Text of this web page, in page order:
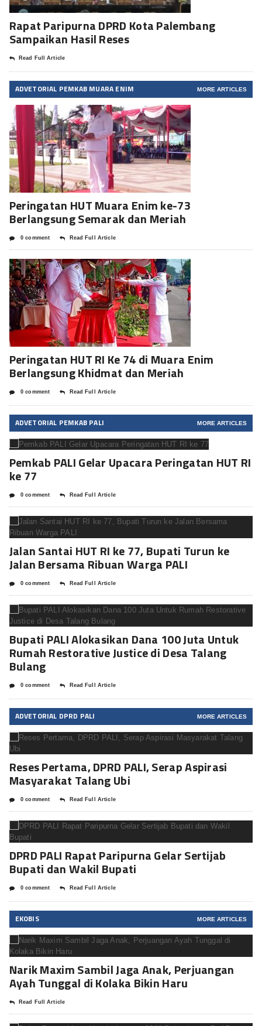
Rapat Paripurna DPRD Kota Palembang
Sampaikan Hasil Reses
Read Full Article
ADVETORIAL PEMKAB MUARA ENIM MORE ARTICLES
Peringatan HUT Muara Enim ke-73
Berlangsung Semarak dan Meriah
0 comment Read Full Article
Peringatan HUT RI Ke 74 di Muara Enim
Berlangsung Khidmat dan Meriah
0 comment Read Full Article
ADVETORIAL PEMKAB PALI MORE ARTICLES
Pemkab PALI Gelar Upacara Peringatan HUT RI
ke 77
0 comment Read Full Article
Jalan Santai HUT RI ke 77, Bupati Turun ke
Jalan Bersama Ribuan Warga PALI
0 comment Read Full Article
Bupati PALI Alokasikan Dana 100 Juta Untuk
Rumah Restorative Justice di Desa Talang
Bulang
0 comment Read Full Article
ADVETORIAL DPRD PALI MORE ARTICLES
Reses Pertama, DPRD PALI, Serap Aspirasi
Masyarakat Talang Ubi
0 comment Read Full Article
DPRD PALI Rapat Paripurna Gelar Sertijab
Bupati dan Wakil Bupati
0 comment Read Full Article
EKOBIS MORE ARTICLES
Narik Maxim Sambil Jaga Anak, Perjuangan
Ayah Tunggal di Kolaka Bikin Haru
Read Full Article